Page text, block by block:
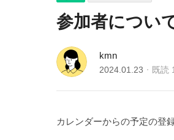
参加者につい
kmn
2024.01.23 既読
カレンダーからの予定の登